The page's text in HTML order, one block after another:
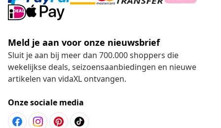
Meld je aan voor onze nieuwsbrief
Sluit je aan bij meer dan 700.000 shoppers die
wekelijkse deals, seizoensaanbiedingen en nieuwe
artikelen van vidaXL ontvangen.
Onze sociale media